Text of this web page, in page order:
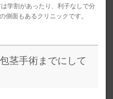
学割があったり、利子なしで分
側面もあるクリニックです。
茎手術までにして